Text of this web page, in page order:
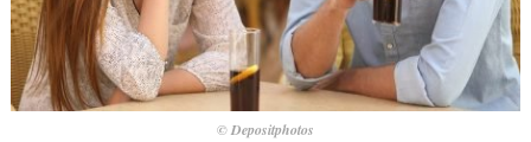
© Depositphotos